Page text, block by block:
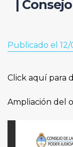
|
Publicado el
Click aquí para
Ampliación del